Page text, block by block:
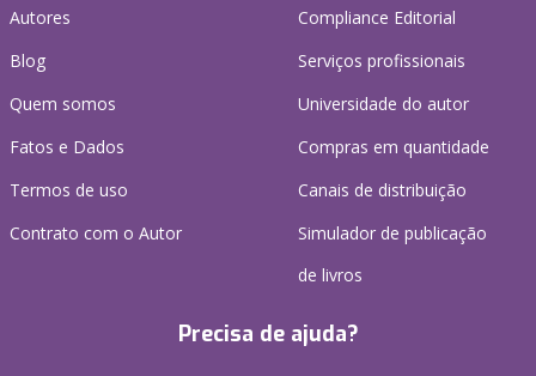
Autores
Blog
Quem somos
Fatos e Dados
Termos de uso
Contrato com o Autor
Compliance Editorial
Serviços profissionais
Universidade do autor
Compras em quantidade
Canais de distribuição
Simulador de publicação
de livros
Precisa de ajuda?